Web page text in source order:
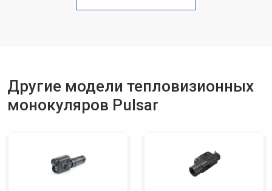
Другие модели тепловизионных
монокуляров Pulsar